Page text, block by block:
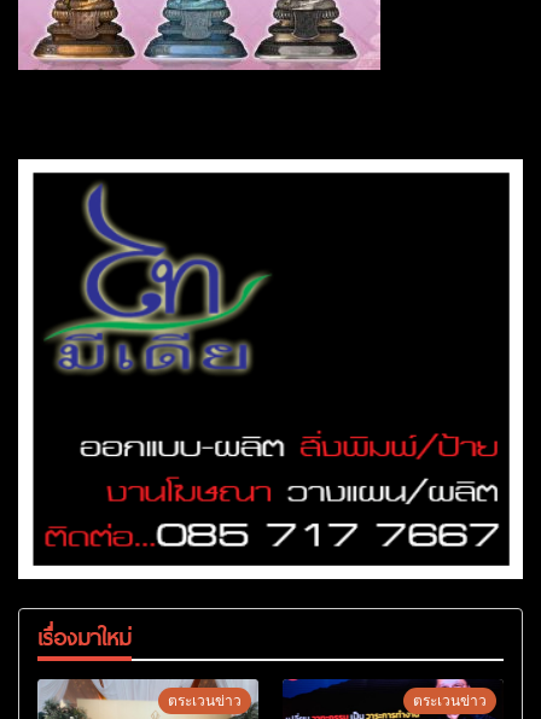
เรื่องมาใหม่
ตระเวนข่าว ตระเวนข่าว